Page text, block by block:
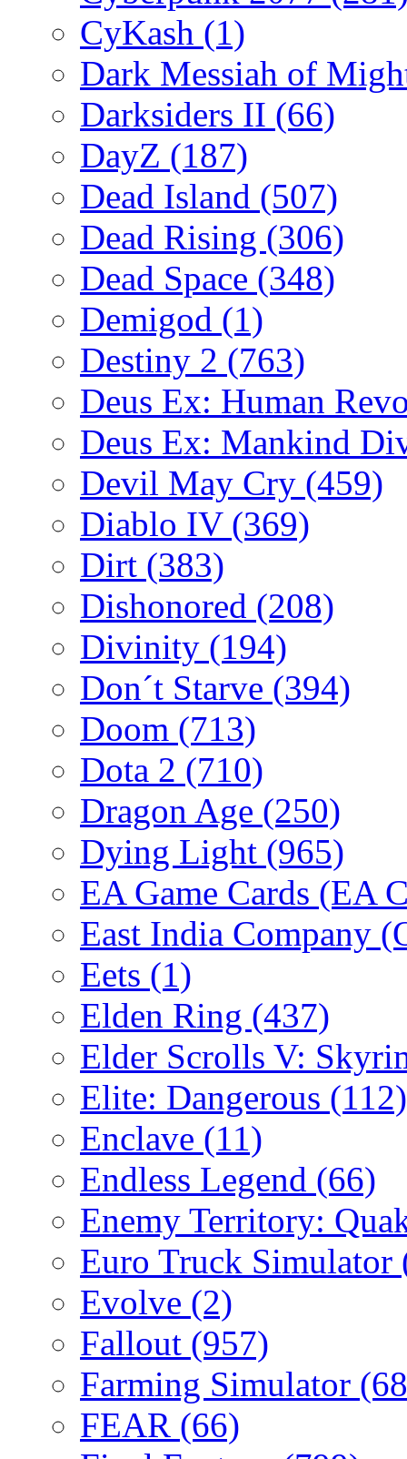
CyKash (1)
Dark Messiah of
Darksiders II (66)
DayZ (187)
Dead Island (507)
Dead Rising (306)
Dead Space (348)
Demigod (1)
Destiny 2 (763)
Deus Ex: Human
Deus Ex: Mankind
Devil May Cry (459)
Diablo IV (369)
Dirt (383)
Dishonored (208)
Divinity (194)
Don´t Starve (394)
Doom (713)
Dota 2 (710)
Dragon Age (250)
Dying Light (965)
EA Game Cards (EA
East India Company
Eets (1)
Elden Ring (437)
Elder Scrolls V:
Elite: Dangerous (112)
Enclave (11)
Endless Legend (66)
Enemy Territory:
Euro Truck Simulator
Evolve (2)
Fallout (957)
Farming Simulator
FEAR (66)